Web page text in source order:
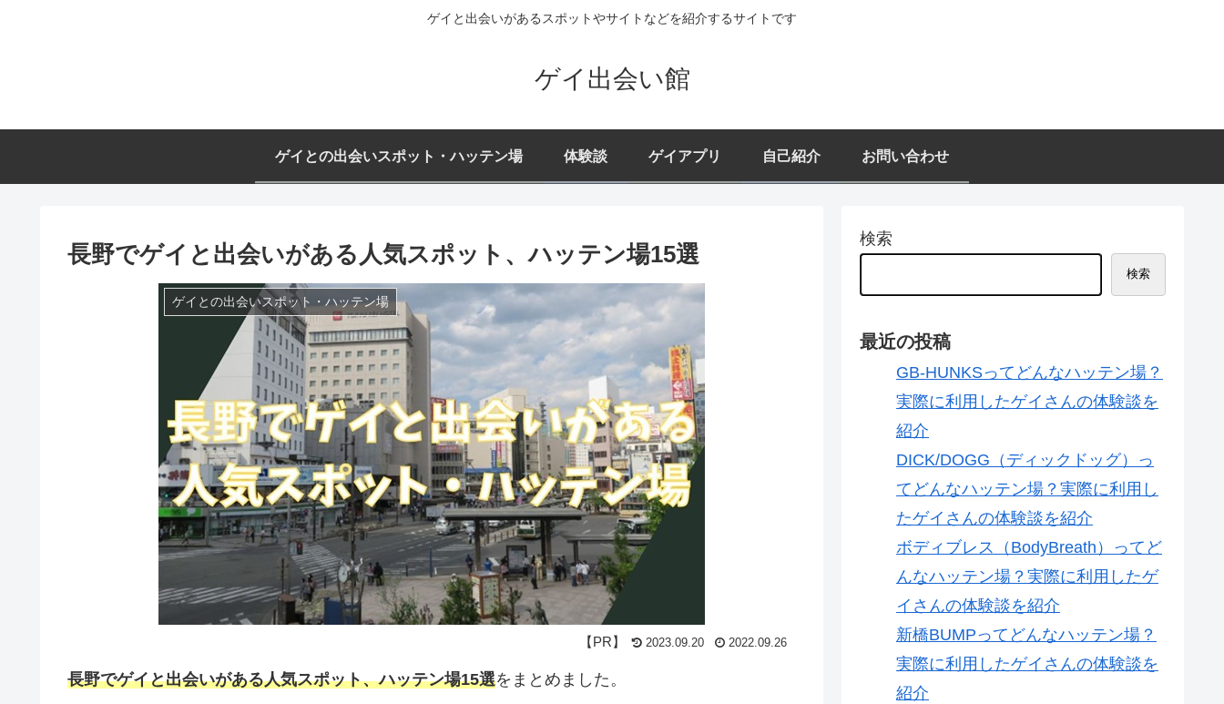
ゲイと出会いがあるスポットやサイトなどを紹介するサイトです
ゲイ出会い館
ゲイとの出会いスポット・ハッテン場 体験談 ゲイアプリ 自己紹介 お問い合わせ
長野でゲイと出会いがある人気スポット、ハッテン場15選
ゲイとの出会いスポット・ハッテン場
2023.09.20 2022.09.26
長野でゲイと出会いがある人気スポット、ハッテン場15選をまとめました。
検索
検索
最近の投稿
GB-HUNKSってどんなハッテン場？
実際に利用したゲイさんの体験談を
紹介
DICK/DOGG（ディックドッグ）っ
てどんなハッテン場？実際に利用し
たゲイさんの体験談を紹介
ボディブレス（BodyBreath）ってど
んなハッテン場？実際に利用したゲ
イさんの体験談を紹介
新橋BUMPってどんなハッテン場？
実際に利用したゲイさんの体験談を
紹介